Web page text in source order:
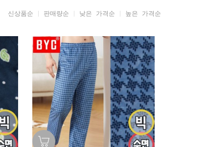
신상품순 판매량순 낮은 가격순 높은 가격순